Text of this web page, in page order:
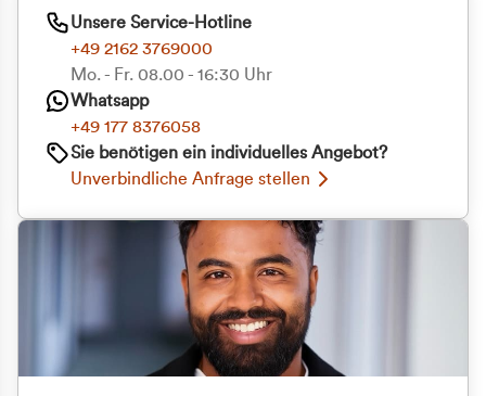
Unsere Service-Hotline
+49 2162 3769000
Mo. - Fr. 08.00 - 16:30 Uhr
Whatsapp
+49 177 8376058
Sie benötigen ein individuelles Angebot?
Unverbindliche Anfrage stellen